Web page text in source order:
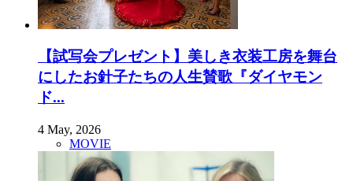
【試写会プレゼント】美しき衣装工房を舞台
にしたお針子たちの人生賛歌『ダイヤモン
ド...
4 May, 2026
MOVIE